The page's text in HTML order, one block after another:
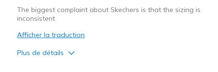
The biggest complaint about Skechers is that the sizing is
inconsistent
Afficher la traduction
Plus de détails